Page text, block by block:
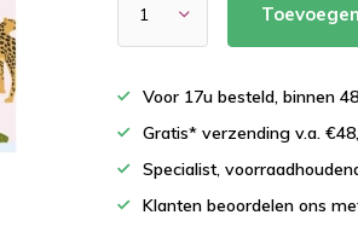
Voor 17u besteld, binnen
Gratis* verzending v.a.
Specialist,
Klanten beoordelen ons